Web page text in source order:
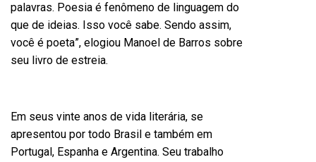
palavras. Poesia é fenômeno de linguagem do
que de ideias. Isso você sabe. Sendo assim,
você é poeta”, elogiou Manoel de Barros sobre
seu livro de estreia.
Em seus vinte anos de vida literária, se
apresentou por todo Brasil e também em
Portugal, Espanha e Argentina. Seu trabalho